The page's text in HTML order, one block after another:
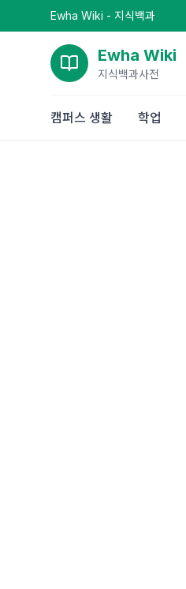
Ewha Wiki - 지식백과
Ewha Wiki
지식백과사전
캠퍼스 생활 학업